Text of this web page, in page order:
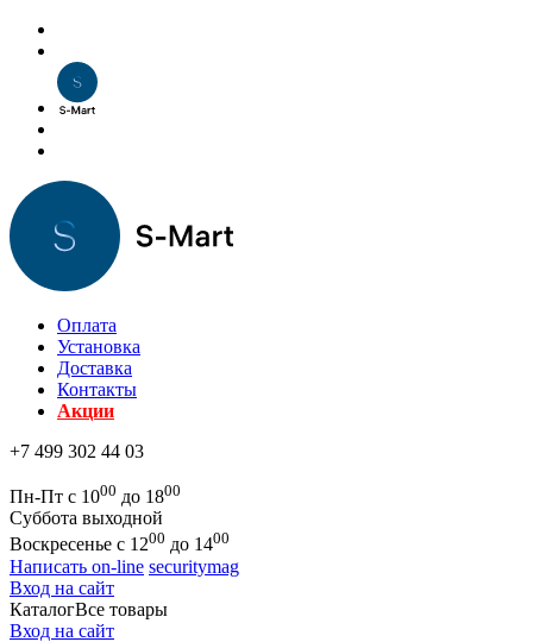
Оплата
Установка
Доставка
Контакты
Акции
+7 499 302 44 03
Пн-Пт с 1000 до 1800
Суббота выходной
Воскресенье с 1200 до 1400
Написать on-line securitymag
Вход на сайт
КаталогВсе товары
Вход на сайт